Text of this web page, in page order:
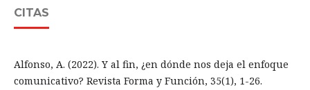
CITAS
Alfonso, A. (2022). Y al fin, ¿en dónde nos deja el enfoque
comunicativo? Revista Forma y Función, 35(1), 1-26.